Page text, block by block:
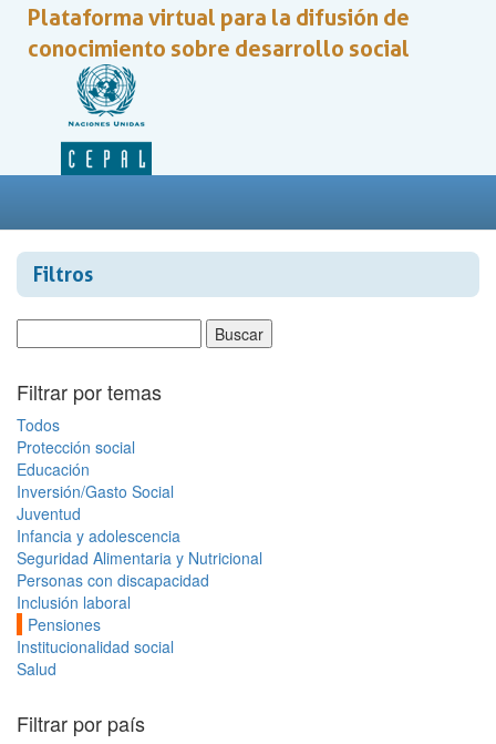
Plataforma virtual para la difusión de
conocimiento sobre desarrollo social
Filtros
Filtrar por temas
Todos
Protección social
Educación
Inversión/Gasto Social
Juventud
Infancia y adolescencia
Seguridad Alimentaria y Nutricional
Personas con discapacidad
Inclusión laboral
Pensiones
Institucionalidad social
Salud
Filtrar por país